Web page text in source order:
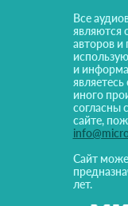
Все
являются
авторов и
и
иного
согласны
сайте,
Сайт
лет.